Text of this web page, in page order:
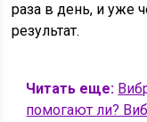
раза в день, и уже
результат.
Читать еще:
помогают ли?